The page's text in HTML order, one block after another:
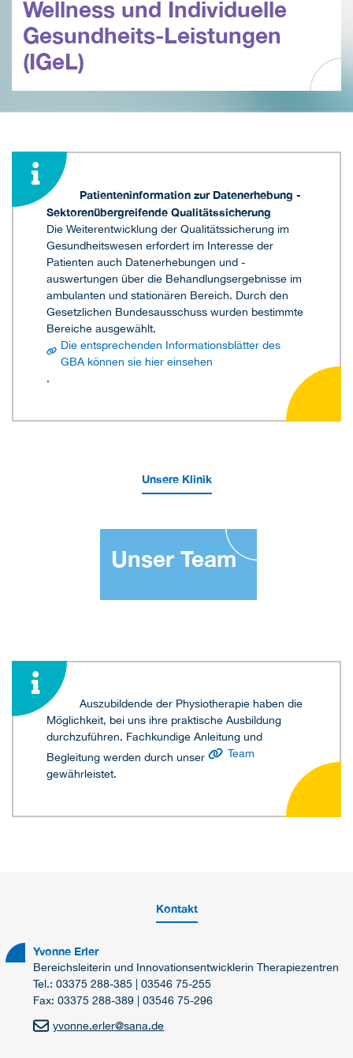
Wellness und Individuelle
Gesundheits-Leistungen
(IGeL)
Patienteninformation zur Datenerhebung -
Sektorenübergreifende Qualitätssicherung
Die Weiterentwicklung der Qualitätssicherung im
Gesundheitswesen erfordert im Interesse der
Patienten auch Datenerhebungen und -
auswertungen über die Behandlungsergebnisse im
ambulanten und stationären Bereich. Durch den
Gesetzlichen Bundesausschuss wurden bestimmte
Bereiche ausgewählt.
Die entsprechenden Informationsblätter des
GBA können sie hier einsehen
.
Unsere Klinik
Unser Team
Auszubildende der Physiotherapie haben die
Möglichkeit, bei uns ihre praktische Ausbildung
durchzuführen. Fachkundige Anleitung und
Begleitung werden durch unser
Team
gewährleistet.
Kontakt
Yvonne Erler
Bereichsleiterin und Innovationsentwicklerin Therapiezentren
Tel.: 03375 288-385 | 03546 75-255
Fax: 03375 288-389 | 03546 75-296
yvonne.erler@sana.de